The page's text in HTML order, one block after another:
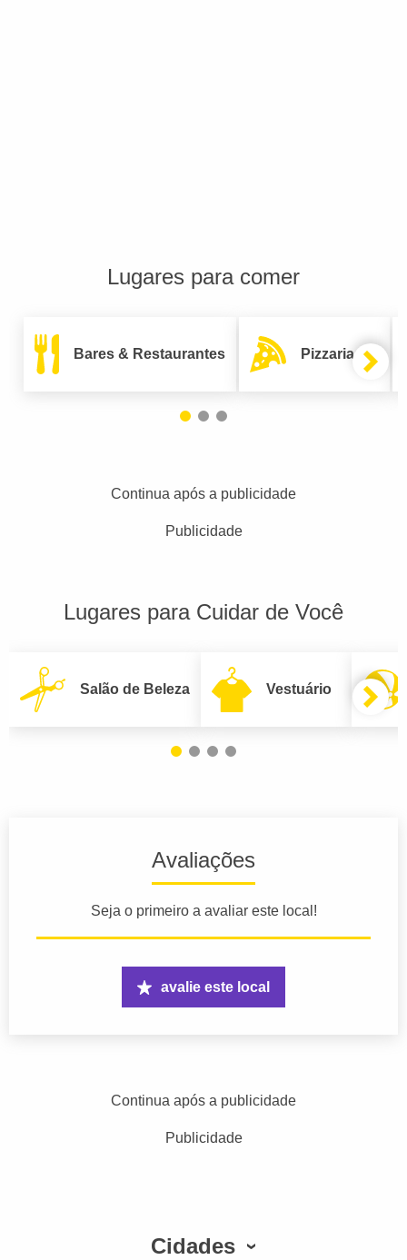
Lugares para comer
Bares & Restaurantes Pizzarias
Continua após a publicidade
Publicidade
Lugares para Cuidar de Você
Salão de Beleza Vestuário
Avaliações
Seja o primeiro a avaliar este local!
avalie este local
Continua após a publicidade
Publicidade
Cidades